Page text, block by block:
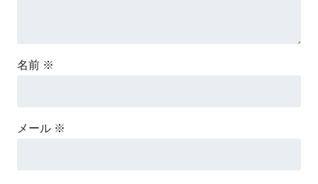
名前 ※
メール ※